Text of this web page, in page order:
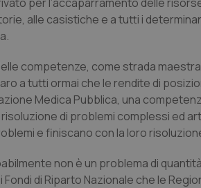
alle casistiche e a tutti i
competenze, come strada
a tutti ormai che le rendite di
Medica Pubblica, una
di problemi complessi ed
e finiscano con la loro
non è un problema di
di Riparto Nazionale che le